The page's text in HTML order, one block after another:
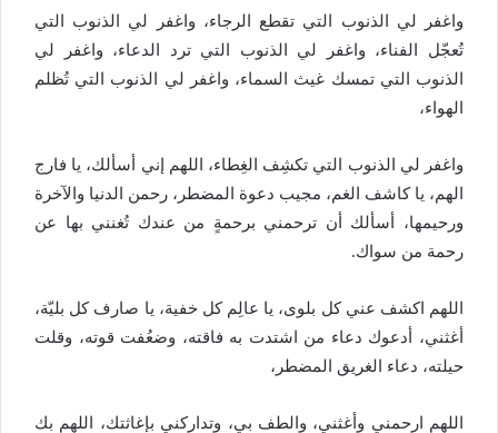
واغفر لي الذنوب التي تقطع الرجاء، واغفر لي الذنوب التي
تُعجّل الفناء، واغفر لي الذنوب التي ترد الدعاء، واغفر لي
الذنوب التي تمسك غيث السماء، واغفر لي الذنوب التي تُظلم
الهواء،
واغفر لي الذنوب التي تكشِف الغِطاء، اللهم إني أسألك، يا فارج
الهم، يا كاشف الغم، مجيب دعوة المضطر، رحمن الدنيا والآخرة
ورحيمها، أسألك أن ترحمني برحمةٍ من عندك تُغنني بها عن
رحمة من سواك.
اللهم اكشف عني كل بلوى، يا عالِم كل خفية، يا صارف كل بليّة،
أغثني، أدعوك دعاء من اشتدت به فاقته، وضعُفت قوته، وقلت
حيلته، دعاء الغريق المضطر،
اللهم ارحمني وأغثني، والطف بي، وتداركني بإغاثتك، اللهم بك